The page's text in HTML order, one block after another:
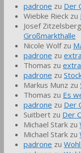
padrone zu Der
Wiebke Rieck zu
Josef
Großmarkthalle
Nicole Wolfzu
padrone zu
Thomas zu
padrone zu
Markus Munz zu
Thomas zu Es
padrone zu Der
Suitbert zu Der
Michael Stark zu
Michael Stark zu
padrone zu